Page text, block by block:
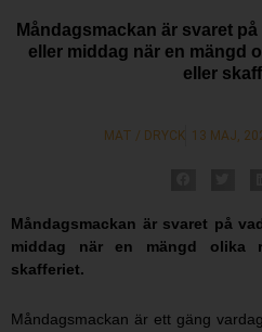
Måndagsmackan är svaret
eller middag när en mängd
eller
MAT / DRYCK 13 MAJ,
Måndagsmackan är svaret på
middag när en mängd olika
skafferiet.
Måndagsmackan är ett gäng